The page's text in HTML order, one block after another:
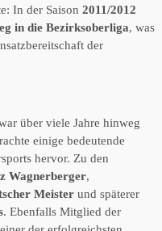
In der Saison 2011/2012
in die Bezirksoberliga, was
der
über viele Jahre hinweg
einige bedeutende
hervor. Zu den
Wagnerberger,
Meister und späterer
. Ebenfalls Mitglied der